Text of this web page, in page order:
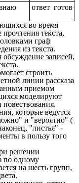
ответ готов
во время
текста,
граф
из текста.
записей,
строить
линии рассказа
приемом
моделируют
которые ведутся
и "вероятно" (
"листья" -
в пользу того
решении
по одному
на шесть групп,